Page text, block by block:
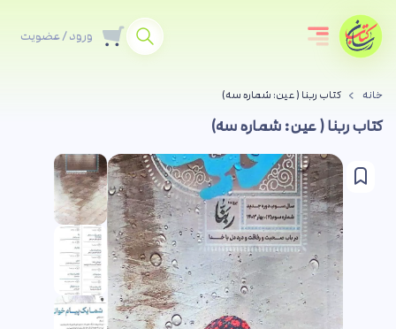
ورود / عضویت
خانه کتاب ربنا ( عین: شماره سه)
کتاب ربنا ( عین: شماره سه)